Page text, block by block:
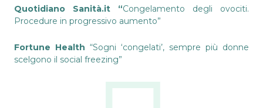
Quotidiano Sanità.it “Congelamento degli ovociti.
Procedure in progressivo aumento”
Fortune Health “Sogni ‘congelati’, sempre più donne
scelgono il social freezing”